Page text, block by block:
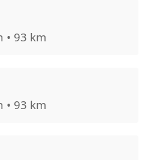
• 93 km
• 93 km